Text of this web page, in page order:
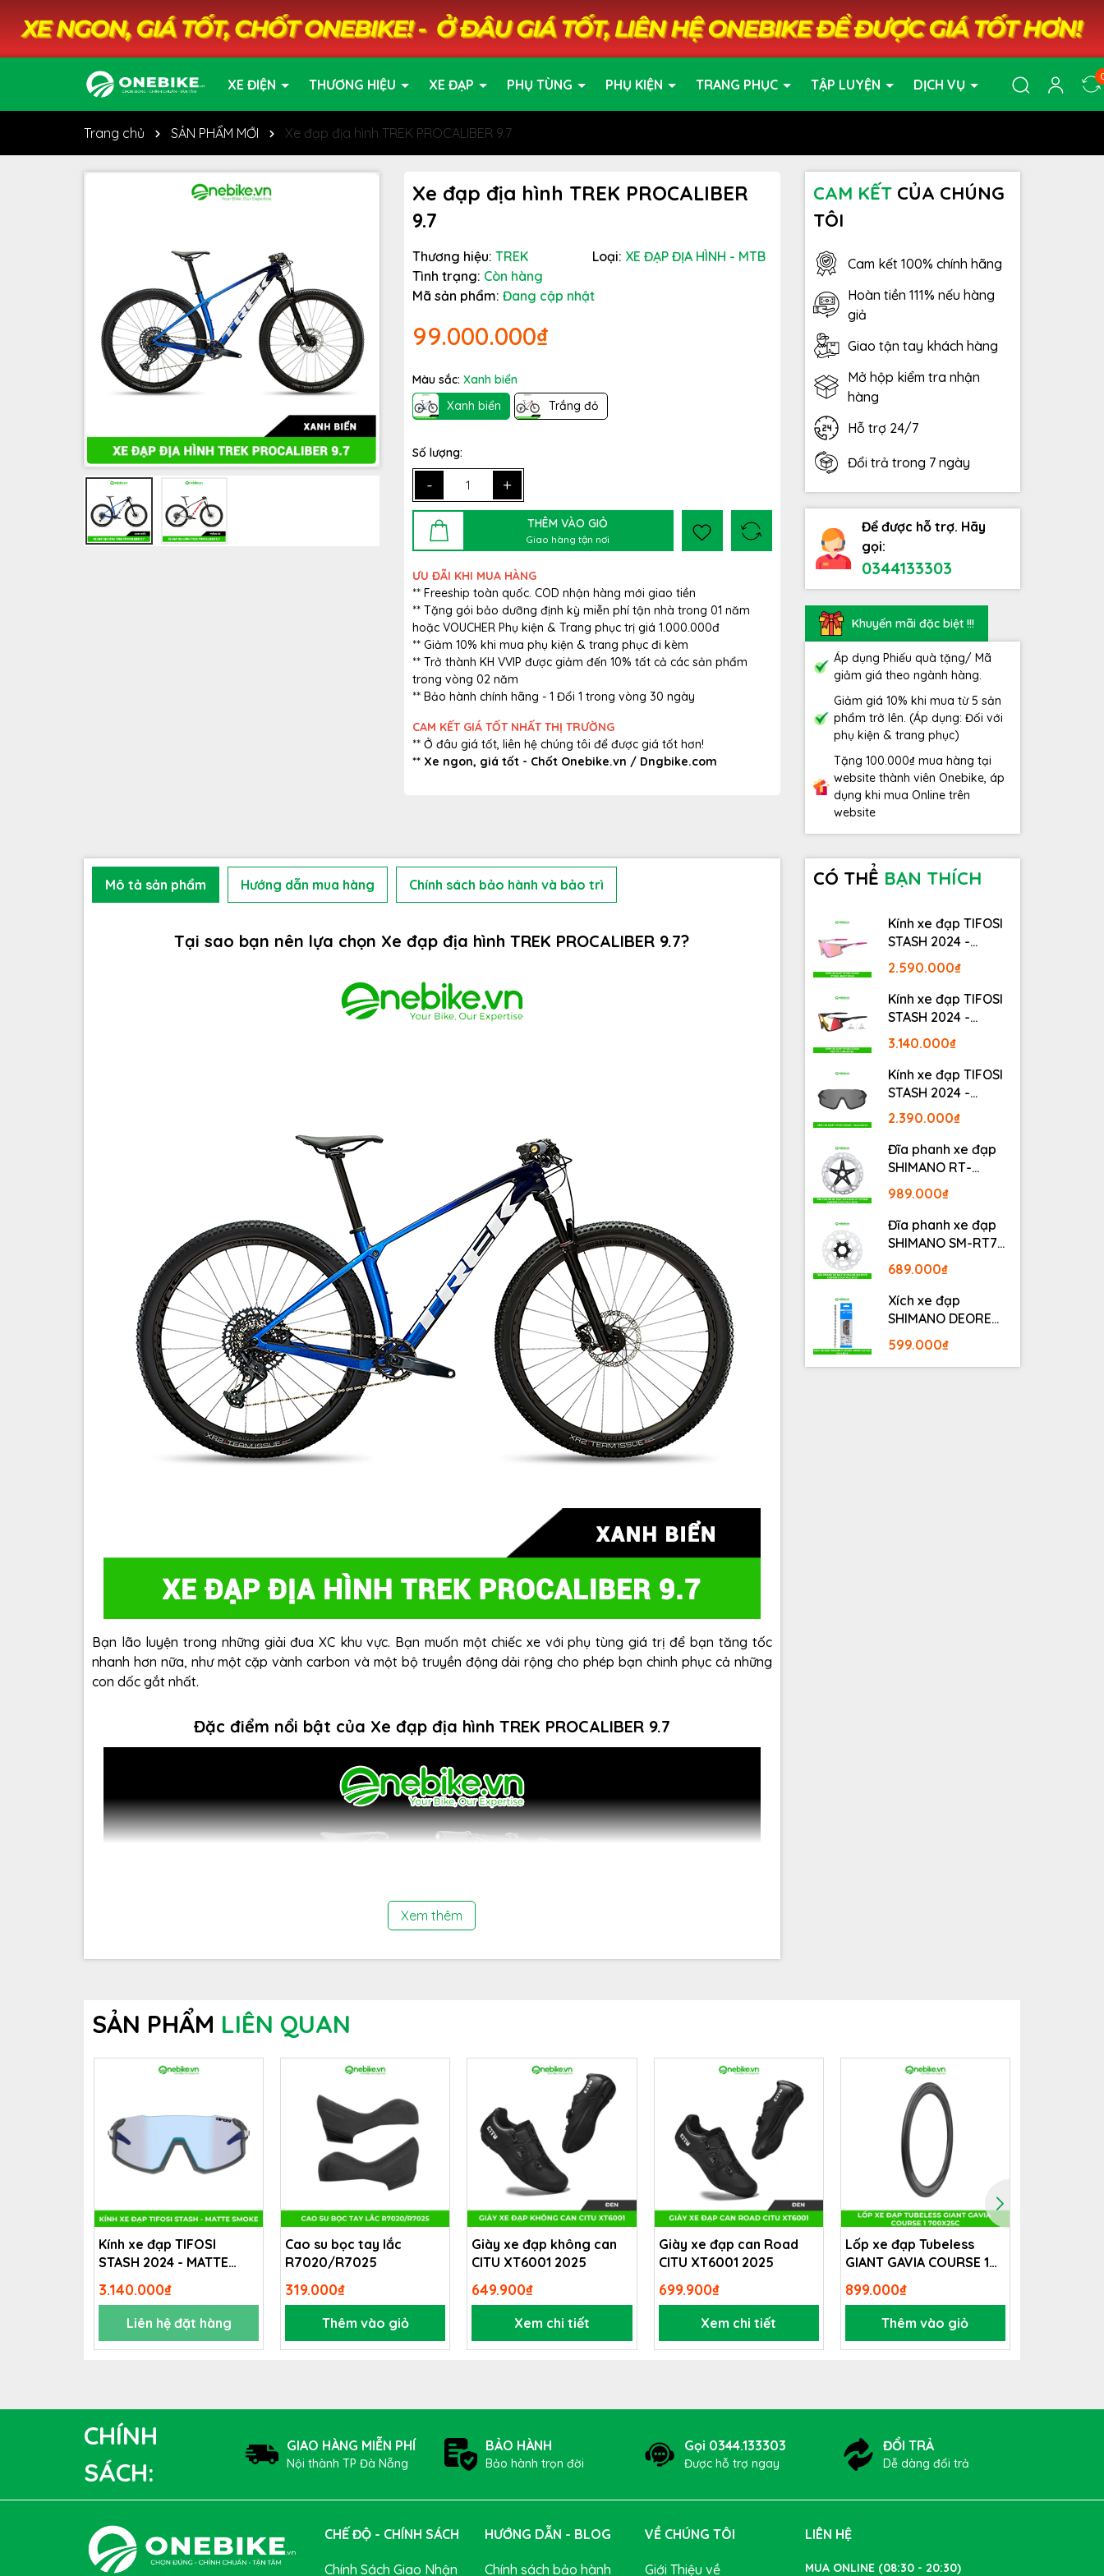
XE ĐIỆN THƯƠNG HIỆU XE ĐẠP PHỤ TÙNG PHỤ KIỆN TRANG PHỤC TẬP LUYỆN DỊCH VỤ
Trang chủ SẢN PHẨM MỚI Xe đạp địa hình TREK PROCALIBER 9.7
Xe đạp địa hình TREK PROCALIBER
9.7
Thương hiệu: TREK Loại: XE ĐẠP ĐỊA HÌNH - MTB
Tình trạng: Còn hàng
Mã sản phẩm: Đang cập nhật
99.000.000₫
Màu sắc: Xanh biển
Xanh biển
Trắng đỏ
Số lượng:
- +
THÊM VÀO GIỎ
Giao hàng tận nơi
ƯU ĐÃI KHI MUA HÀNG
** Freeship toàn quốc. COD nhận hàng mới giao tiền
** Tặng gói bảo dưỡng định kỳ miễn phí tận nhà trong 01 năm
hoặc VOUCHER Phụ kiện & Trang phục trị giá 1.000.000đ
** Giảm 10% khi mua phụ kiện & trang phục đi kèm
** Trở thành KH VVIP được giảm đến 10% tất cả các sản phẩm
trong vòng 02 năm
** Bảo hành chính hãng - 1 Đổi 1 trong vòng 30 ngày
CAM KẾT GIÁ TỐT NHẤT THỊ TRƯỜNG
** Ở đâu giá tốt, liên hệ chúng tôi để được giá tốt hơn!
** Xe ngon, giá tốt - Chốt Onebike.vn / Dngbike.com
CAM KẾTCỦA CHÚNG
TÔI
Cam kết 100% chính hãng
Hoàn tiền 111% nếu hàng
giả
Giao tận tay khách hàng
Mở hộp kiểm tra nhận
hàng
Hỗ trợ 24/7
Đổi trả trong 7 ngày
Để được hỗ trợ. Hãy
gọi:
0344133303
Khuyến mãi đặc biệt !!!
Áp dụng Phiếu quà tặng/ Mã
giảm giá theo ngành hàng.
Giảm giá 10% khi mua từ 5 sản
phẩm trở lên. (Áp dụng: Đối với
phụ kiện & trang phục)
Tặng 100.000₫ mua hàng tại
website thành viên Onebike, áp
dụng khi mua Online trên
website
Mô tả sản phẩm Hướng dẫn mua hàng Chính sách bảo hành và bảo trì
Tại sao bạn nên lựa chọn Xe đạp địa hình TREK PROCALIBER 9.7?
Bạn lão luyện trong những giải đua XC khu vực. Bạn muốn một chiếc xe với phụ tùng giá trị để bạn tăng tốc
nhanh hơn nữa, như một cặp vành carbon và một bộ truyền động dải rộng cho phép bạn chinh phục cả những
con dốc gắt nhất.
Đặc điểm nổi bật của Xe đạp địa hình TREK PROCALIBER 9.7
Xe đạp địa hình TREK PROCALIBER 9.7là một chiếc xe hoàn hảo cho những cuộc đua nghiêm túc. Với hệ thống
phuộc tiên tiến và bộ vành carbon giúp cắt giảm trọng lượng triệt để, từ đó mang đến tốc độ vượt trội.
Xem thêm
CÓ THỂ BẠN THÍCH
Kính xe đạp TIFOSI
STASH 2024 -
STASH, RACE PINK
2.590.000₫
Kính xe đạp TIFOSI
STASH 2024 -
MATTE GUNMETAL
3.140.000₫
Kính xe đạp TIFOSI
STASH 2024 -
BLACKOUT
2.390.000₫
Đĩa phanh xe đạp
SHIMANO RT-
MT800 Center lock
Fullbox
989.000₫
Đĩa phanh xe đạp
SHIMANO SM-RT70
Center lock Fullbox
689.000₫
Xích xe đạp
SHIMANO DEORE
M6100 12S 126L
Fullbox
599.000₫
SẢN PHẨM LIÊN QUAN
Kính xe đạp TIFOSI
STASH 2024 - MATTE
SMOKE
3.140.000₫
Liên hệ đặt hàng
Cao su bọc tay lắc
R7020/R7025
319.000₫
Thêm vào giỏ
Giày xe đạp không can
CITU XT6001 2025
649.900₫
Xem chi tiết
Giày xe đạp can Road
CITU XT6001 2025
699.900₫
Xem chi tiết
Lốp xe đạp Tubeless
GIANT GAVIA COURSE 1
700x25c
899.000₫
Thêm vào giỏ
CHÍNH
SÁCH:
GIAO HÀNG MIỄN PHÍ
Nội thành TP Đà Nẵng
BẢO HÀNH
Bảo hành trọn đời
Gọi 0344.133303
Được hỗ trợ ngay
ĐỔI TRẢ
Dễ dàng đổi trả
CHẾ ĐỘ - CHÍNH SÁCH
Chính Sách Giao Nhận
HƯỚNG DẪN - BLOG
Chính sách bảo hành
VỀ CHÚNG TÔI
Giới Thiệu về
LIÊN HỆ
MUA ONLINE (08:30 - 20:30)